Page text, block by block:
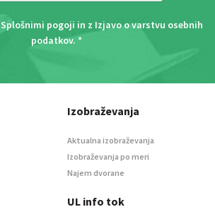
Splošnimi pogoji in z Izjavo o varstvu osebnih
podatkov. *
Izobraževanja
Aktualna izobraževanja
Izobraževanja po meri
Najem dvorane
UL info tok